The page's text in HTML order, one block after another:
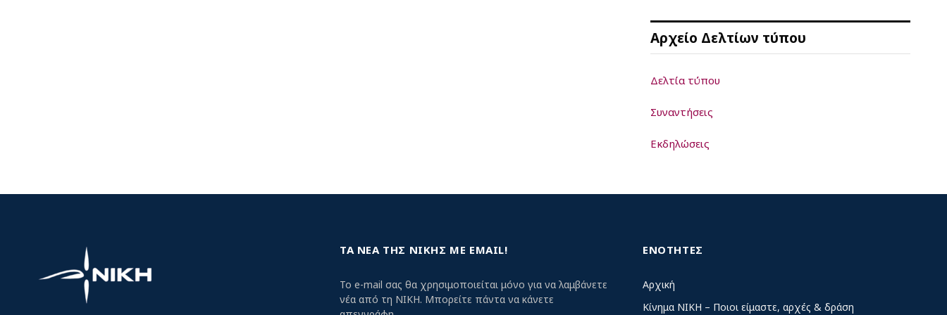
Αρχείο Δελτίων τύπου
Δελτία τύπου
Συναντήσεις
Εκδηλώσεις
ΤΑ ΝΕΑ ΤΗΣ ΝΙΚΗΣ ΜΕ EMAIL!
Το e-mail σας θα χρησιμοποιείται μόνο για να λαμβάνετε
νέα από τη ΝΙΚΗ. Μπορείτε πάντα να κάνετε
ΕΝΟΤΗΤΕΣ
Αρχική
Κίνημα ΝΙΚΗ – Ποιοι είμαστε, αρχές & δράση